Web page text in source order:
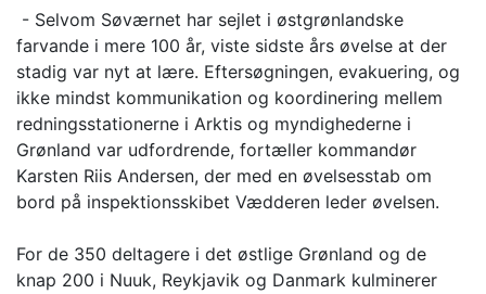
- Selvom Søværnet har sejlet i østgrønlandske
farvande i mere 100 år, viste sidste års øvelse at der
stadig var nyt at lære. Eftersøgningen, evakuering, og
ikke mindst kommunikation og koordinering mellem
redningsstationerne i Arktis og myndighederne i
Grønland var udfordrende, fortæller kommandør
Karsten Riis Andersen, der med en øvelsesstab om
bord på inspektionsskibet Vædderen leder øvelsen.
For de 350 deltagere i det østlige Grønland og de
knap 200 i Nuuk, Reykjavik og Danmark kulminerer